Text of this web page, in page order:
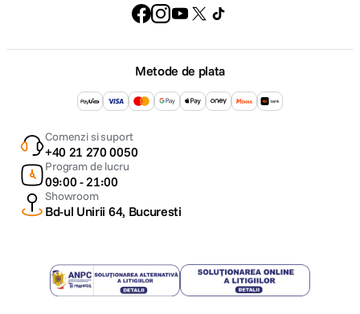
Metode de plata
Comenzi si suport
+40 21 270 0050
Program de lucru
09:00 - 21:00
Showroom
Bd-ul Unirii 64, Bucuresti